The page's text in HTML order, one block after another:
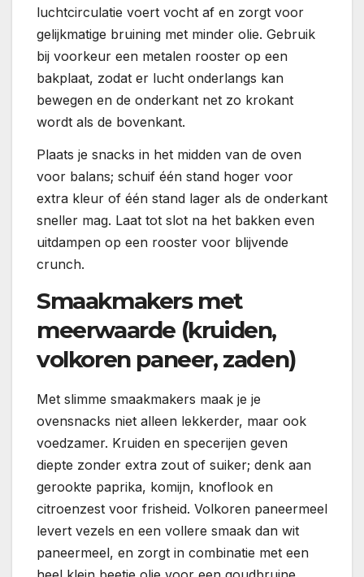
luchtcirculatie voert vocht af en zorgt voor
gelijkmatige bruining met minder olie. Gebruik
bij voorkeur een metalen rooster op een
bakplaat, zodat er lucht onderlangs kan
bewegen en de onderkant net zo krokant
wordt als de bovenkant.
Plaats je snacks in het midden van de oven
voor balans; schuif één stand hoger voor
extra kleur of één stand lager als de onderkant
sneller mag. Laat tot slot na het bakken even
uitdampen op een rooster voor blijvende
crunch.
Smaakmakers met
meerwaarde (kruiden,
volkoren paneer, zaden)
Met slimme smaakmakers maak je je
ovensnacks niet alleen lekkerder, maar ook
voedzamer. Kruiden en specerijen geven
diepte zonder extra zout of suiker; denk aan
gerookte paprika, komijn, knoflook en
citroenzest voor frisheid. Volkoren paneermeel
levert vezels en een vollere smaak dan wit
paneermeel, en zorgt in combinatie met een